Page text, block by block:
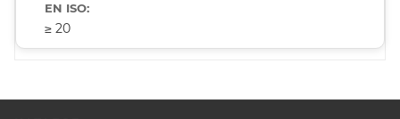
≥ 20